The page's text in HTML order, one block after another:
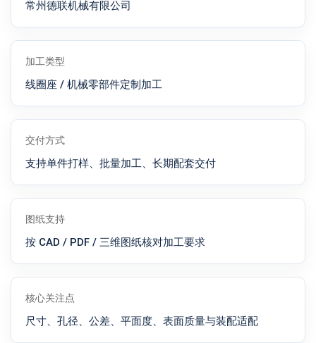
常州德联机械有限公司
加工类型
线圈座 / 机械零部件定制加工
交付方式
支持单件打样、批量加工、长期配套交付
图纸支持
按 CAD / PDF / 三维图纸核对加工要求
核心关注点
尺寸、孔径、公差、平面度、表面质量与装配适配